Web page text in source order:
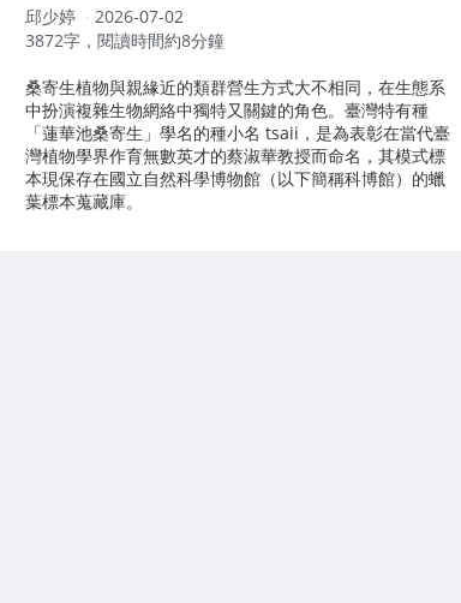
作
者：
邱少婷
2026-07-02
3872字，閱讀時間約8分鐘
桑寄生植物與親緣近的類群營生方式大不相同，在生態系
中扮演複雜生物網絡中獨特又關鍵的角色。臺灣特有種
「蓮華池桑寄生」學名的種小名 tsaii，是為表彰在當代臺
灣植物學界作育無數英才的蔡淑華教授而命名，其模式標
本現保存在國立自然科學博物館（以下簡稱科博館）的蠟
葉標本蒐藏庫。